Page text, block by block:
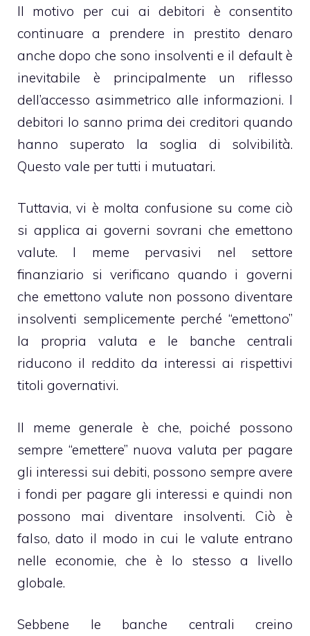
Il motivo per cui ai debitori è consentito
continuare a prendere in prestito denaro
anche dopo che sono insolventi e il default è
inevitabile è principalmente un riflesso
dell’accesso asimmetrico alle informazioni. I
debitori lo sanno prima dei creditori quando
hanno superato la soglia di solvibilità.
Questo vale per tutti i mutuatari.
Tuttavia, vi è molta confusione su come ciò
si applica ai governi sovrani che emettono
valute. I meme pervasivi nel settore
finanziario si verificano quando i governi
che emettono valute non possono diventare
insolventi semplicemente perché “emettono”
la propria valuta e le banche centrali
riducono il reddito da interessi ai rispettivi
titoli governativi.
Il meme generale è che, poiché possono
sempre “emettere” nuova valuta per pagare
gli interessi sui debiti, possono sempre avere
i fondi per pagare gli interessi e quindi non
possono mai diventare insolventi. Ciò è
falso, dato il modo in cui le valute entrano
nelle economie, che è lo stesso a livello
globale.
Sebbene le banche centrali creino